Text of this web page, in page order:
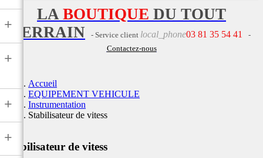
+
+
+
+
LA BOUTIQUE DU TOUT
TERRAIN
- Service client local_phone03 81 35 54 41
-
Contactez-nous
Accueil
EQUIPEMENT VEHICULE
Instrumentation
Stabilisateur de vitess
Stabilisateur de vitess